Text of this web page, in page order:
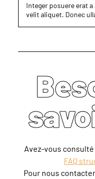
Integer posuere erat
velit aliquet. Donec
Avez-vous
FAQ
Pour nous